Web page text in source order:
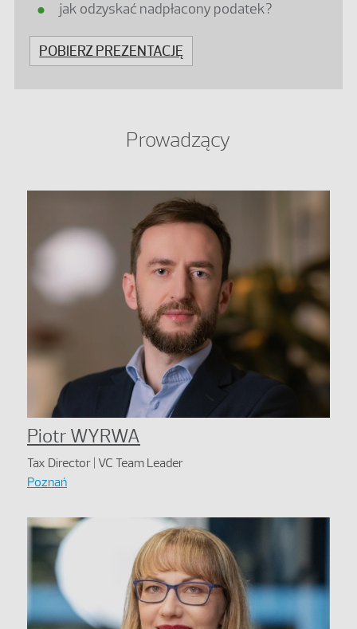
jak odzyskać nadpłacony podatek?
POBIERZ PREZENTACJĘ
Prowadzący
Piotr WYRWA
Tax Director | VC Team Leader
Poznań